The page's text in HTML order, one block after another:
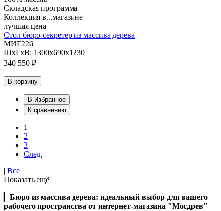
Складская программа
Коллекция в...магазине
лучшая цена
Стол бюро-секретер из массива дерева
МИГ226
ШхГхВ: 1300х690х1230
340 550 ₽
В корзину
В Избранное
К сравнению
1
2
3
След.
| Все
Показать ещё
Бюро из массива дерева: идеальный выбор для вашего
рабочего пространства от интернет-магазина "Мосдрев"